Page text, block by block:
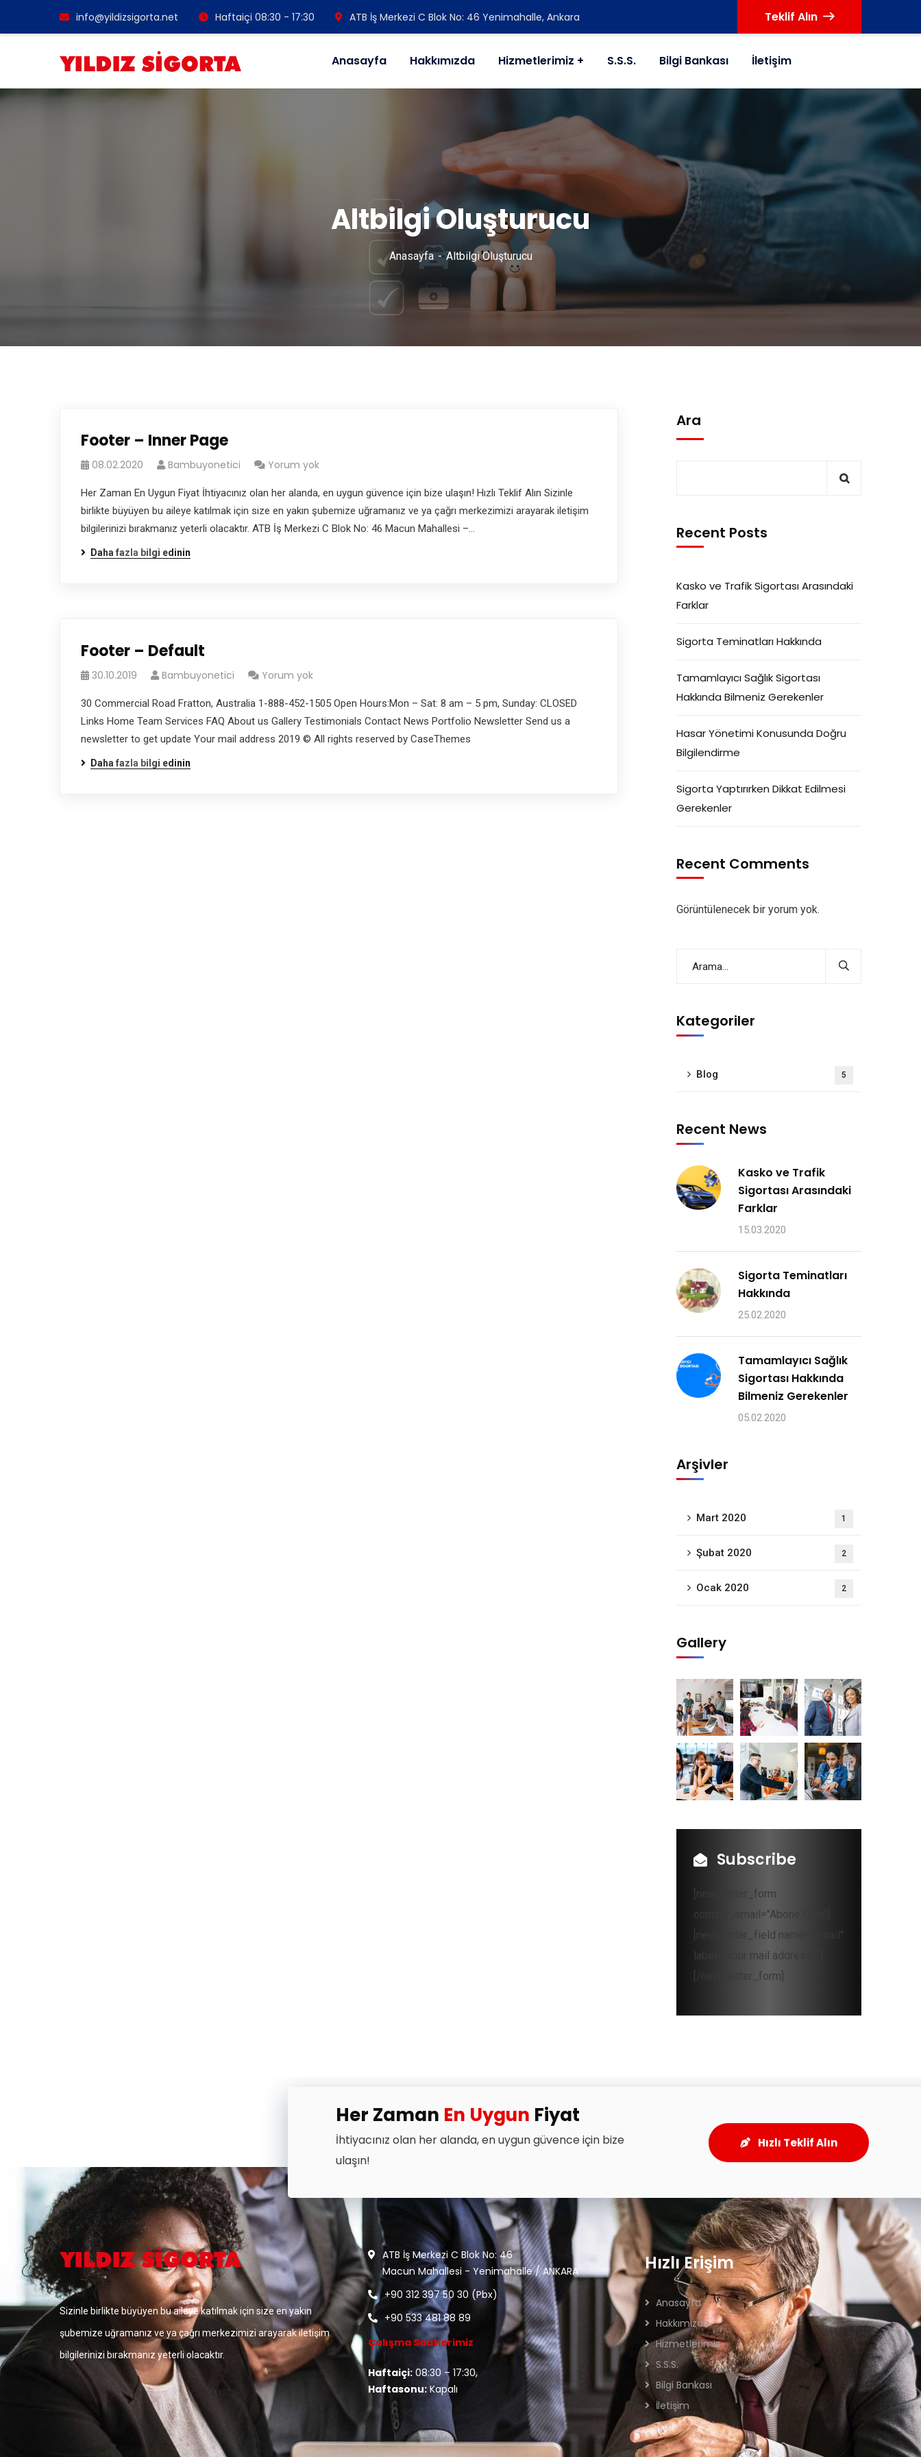
info@yildizsigorta.net Haftaiçi 08:30 - 17:30 ATB İş Merkezi C Blok No: 46 Yenimahalle, Ankara Teklif Alın
Anasayfa Hakkımızda Hizmetlerimiz S.S.S. Bilgi Bankası İletişim
Altbilgi Oluşturucu
Anasayfa Altbilgi Oluşturucu
Footer – Inner Page
08.02.2020 Bambuyonetici Yorum yok
Her Zaman En Uygun Fiyat İhtiyacınız olan her alanda, en uygun güvence için bize ulaşın! Hızlı Teklif Alın Sizinle
birlikte büyüyen bu aileye katılmak için size en yakın şubemize uğramanız ve ya çağrı merkezimizi arayarak iletişim
bilgilerinizi bırakmanız yeterli olacaktır. ATB İş Merkezi C Blok No: 46 Macun Mahallesi –…
Daha fazla bilgi edinin
Footer – Default
30.10.2019 Bambuyonetici Yorum yok
30 Commercial Road Fratton, Australia 1-888-452-1505 Open Hours:Mon – Sat: 8 am – 5 pm, Sunday: CLOSED
Links Home Team Services FAQ About us Gallery Testimonials Contact News Portfolio Newsletter Send us a
newsletter to get update Your mail address 2019 © All rights reserved by CaseThemes
Daha fazla bilgi edinin
Ara
Recent Posts
Kasko ve Trafik Sigortası Arasındaki
Farklar
Sigorta Teminatları Hakkında
Tamamlayıcı Sağlık Sigortası
Hakkında Bilmeniz Gerekenler
Hasar Yönetimi Konusunda Doğru
Bilgilendirme
Sigorta Yaptırırken Dikkat Edilmesi
Gerekenler
Recent Comments
Görüntülenecek bir yorum yok.
Kategoriler
Blog 5
Recent News
Kasko ve Trafik
Sigortası Arasındaki
Farklar
15.03.2020
Sigorta Teminatları
Hakkında
25.02.2020
Tamamlayıcı Sağlık
Sigortası Hakkında
Bilmeniz Gerekenler
05.02.2020
Arşivler
Mart 2020 1
Şubat 2020 2
Ocak 2020 2
Gallery
Subscribe
[newsletter_form
contact_email="Abone Olun"]
[newsletter_field name="email"
label="Your mail address*"]
[/newsletter_form]
Her Zaman En Uygun Fiyat
İhtiyacınız olan her alanda, en uygun güvence için bize
ulaşın!
Hızlı Teklif Alın
Sizinle birlikte büyüyen bu aileye katılmak için size en yakın
şubemize uğramanız ve ya çağrı merkezimizi arayarak iletişim
bilgilerinizi bırakmanız yeterli olacaktır.
ATB İş Merkezi C Blok No: 46
Macun Mahallesi - Yenimahalle / ANKARA
+90 312 397 50 30 (Pbx)
+90 533 481 88 89
Çalışma Saatlerimiz
Haftaiçi:08:30 – 17:30,
Haftasonu:Kapalı
Hızlı Erişim
Anasayfa
Hakkımızda
Hizmetlerimiz
S.S.S.
Bilgi Bankası
İletişim